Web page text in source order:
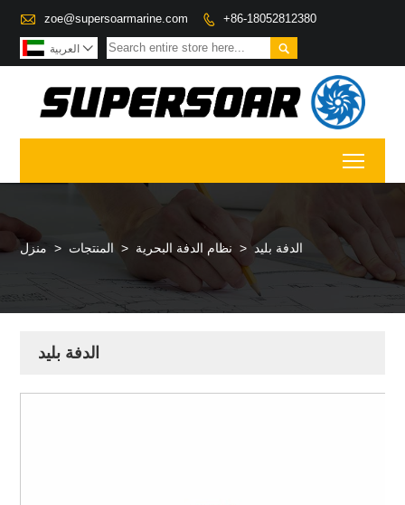
 zoe@supersoarmarine.com  +86-18052812380
 العربية 
منزل > المنتجات > نظام الدفة البحرية > الدفة بليد
الدفة بليد